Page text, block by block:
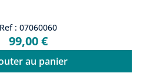
Ref : 07060060
99,00 €
au panier